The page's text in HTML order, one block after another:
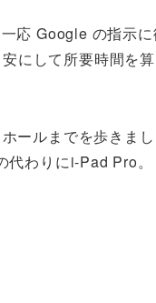
応 Google の指示
にして所要時間を
ールまでを歩きま
代わりにi-Pad Pro。